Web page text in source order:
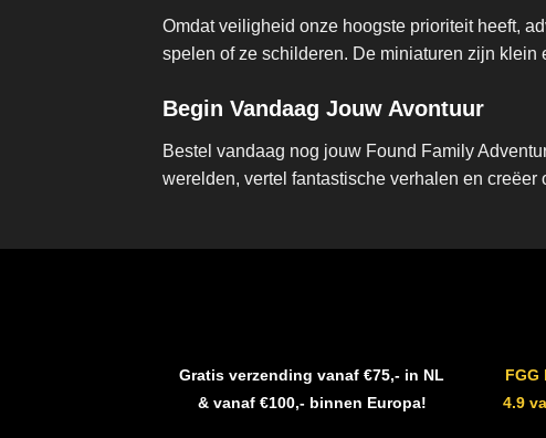
Omdat veiligheid onze hoogste prioriteit heeft,
spelen of ze schilderen. De miniaturen zijn
Begin Vandaag Jouw Avontuur
Bestel vandaag nog jouw Found Family
werelden, vertel fantastische verhalen en
Gratis verzending vanaf €75,- in NL
& vanaf €100,- binnen Europa!
FGG
4.9